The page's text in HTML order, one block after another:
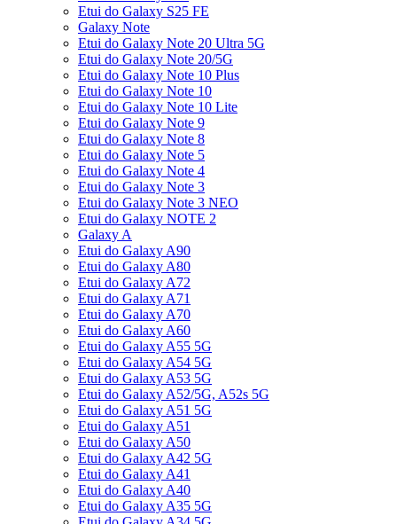
Etui do Galaxy S25 FE
Galaxy Note
Etui do Galaxy Note 20 Ultra 5G
Etui do Galaxy Note 20/5G
Etui do Galaxy Note 10 Plus
Etui do Galaxy Note 10
Etui do Galaxy Note 10 Lite
Etui do Galaxy Note 9
Etui do Galaxy Note 8
Etui do Galaxy Note 5
Etui do Galaxy Note 4
Etui do Galaxy Note 3
Etui do Galaxy Note 3 NEO
Etui do Galaxy NOTE 2
Galaxy A
Etui do Galaxy A90
Etui do Galaxy A80
Etui do Galaxy A72
Etui do Galaxy A71
Etui do Galaxy A70
Etui do Galaxy A60
Etui do Galaxy A55 5G
Etui do Galaxy A54 5G
Etui do Galaxy A53 5G
Etui do Galaxy A52/5G, A52s 5G
Etui do Galaxy A51 5G
Etui do Galaxy A51
Etui do Galaxy A50
Etui do Galaxy A42 5G
Etui do Galaxy A41
Etui do Galaxy A40
Etui do Galaxy A35 5G